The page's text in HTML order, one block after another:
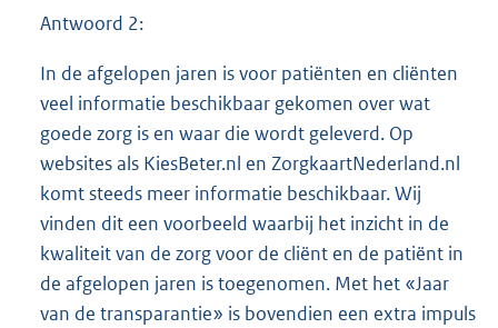
Antwoord 2:
In de afgelopen jaren is voor patiënten en cliënten
veel informatie beschikbaar gekomen over wat
goede zorg is en waar die wordt geleverd. Op
websites als KiesBeter.nl en ZorgkaartNederland.nl
komt steeds meer informatie beschikbaar. Wij
vinden dit een voorbeeld waarbij het inzicht in de
kwaliteit van de zorg voor de cliënt en de patiënt in
de afgelopen jaren is toegenomen. Met het «Jaar
van de transparantie» is bovendien een extra impuls